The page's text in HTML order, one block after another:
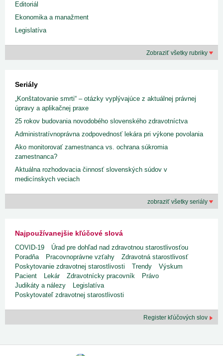
Editoriál
Ekonomika a manažment
Legislatíva
Zobraziť všetky rubriky
Seriály
„Konštatovanie smrti“ – otázky vyplývajúce z aktuálnej právnej
úpravy a aplikačnej praxe
25 rokov budovania novodobého slovenského zdravotníctva
Administratívnoprávna zodpovednosť lekára pri výkone povolania
Ako monitorovať zamestnanca vs. ochrana súkromia
zamestnanca?
Aktuálna rozhodovacia činnosť slovenských súdov v
medicínskych veciach
zobraziť všetky seriály
Najpoužívanejšie kľúčové slová
COVID-19
Úrad pre dohľad nad zdravotnou starostlivosťou
Poradňa
Pracovnoprávne vzťahy
Zdravotná starostlivosť
Poskytovanie zdravotnej starostlivosti
Trendy
Výskum
Pacient
Lekár Zdravotnícky pracovník
Právo
Judikáty a nálezy
Legislatíva
Poskytovateľ zdravotnej starostlivosti
Register kľúčových slov